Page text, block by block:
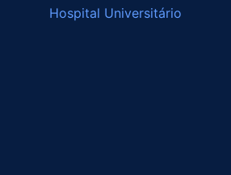
Hospital Universitário